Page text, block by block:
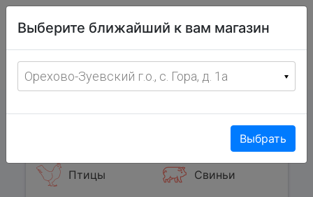
фермерских
товаров
с 8:00 до 19:00 ежедневно
Птицы Свиньи
Выберите ближайший к вам магазин
Орехово-Зуевский г.о., с. Гора, д. 1а
Выбрать